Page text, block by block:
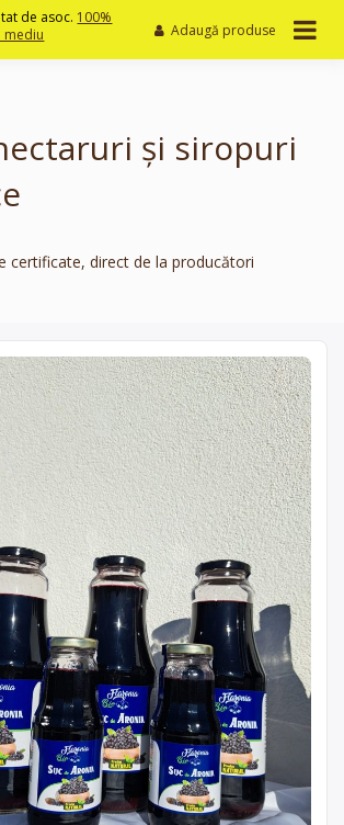
de asoc. 100%
mediu
Adaugă produse
și siropuri
certificate, direct de la producători